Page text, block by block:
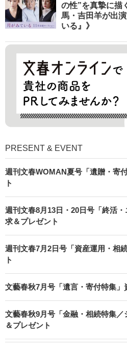
の性”を真摯に描
馬・吉田羊が出
いる』》
PRESENT & EVENT
週刊文春WOMAN夏号「遺贈・寄
ト
週刊文春8月13日・20日号「終活
求＆プレゼント
週刊文春7月2日号「資産運用・相
ト
文藝春秋7月号「遺言・寄付特集」
文藝春秋9月号「金融・相続特集
＆プレゼント